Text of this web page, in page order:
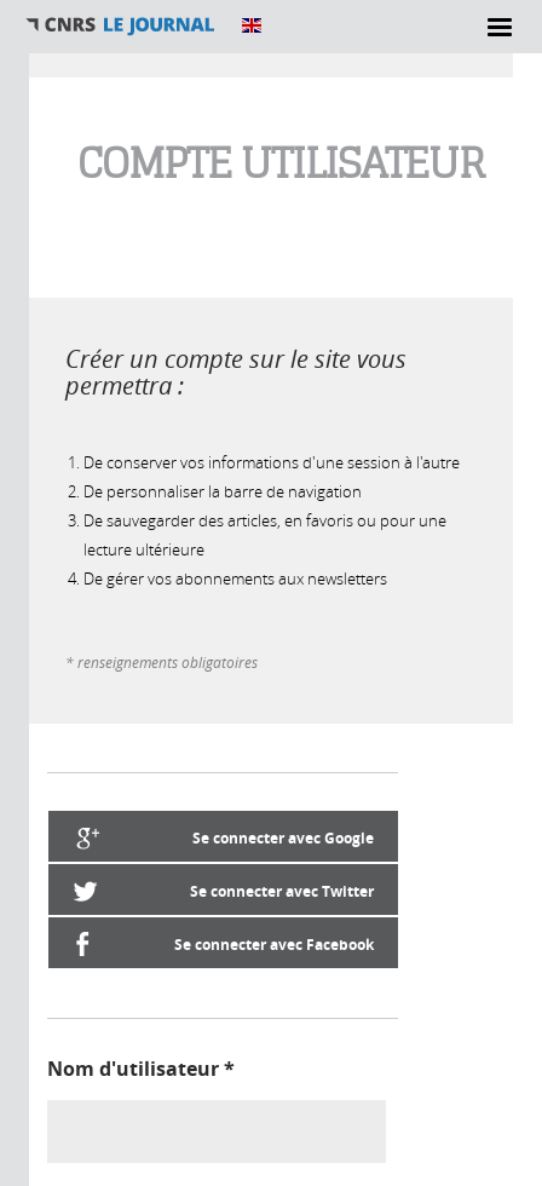
COMPTE UTILISATEUR
Créer un compte sur le site vous
permettra :
De conserver vos informations d'une session à l'autre
De personnaliser la barre de navigation
De sauvegarder des articles, en favoris ou pour une
lecture ultérieure
De gérer vos abonnements aux newsletters
* renseignements obligatoires
Se connecter avec Google
Se connecter avec Twitter
Se connecter avec Facebook
Nom d'utilisateur*